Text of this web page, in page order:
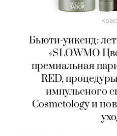
Бьюти-уикенд:
«SLOWMO
премиальная
RED,
импульсного
Cosmetology и